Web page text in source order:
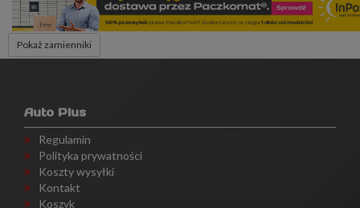
Pokaż zamienniki
Auto Plus
Regulamin
Polityka prywatności
Koszty wysyłki
Kontakt
Koszyk